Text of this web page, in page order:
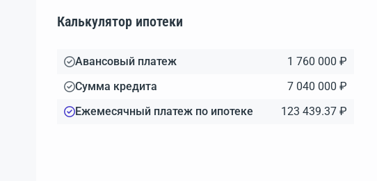
Калькулятор ипотеки
Авансовый платеж
1 760 000 ₽
Сумма кредита
7 040 000 ₽
Ежемесячный платеж по ипотеке
123 439.37 ₽